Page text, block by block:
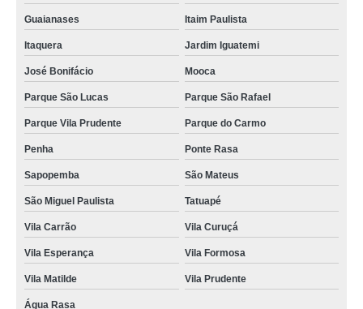
Guaianases Itaim Paulista
Itaquera Jardim Iguatemi
José Bonifácio Mooca
Parque São Lucas Parque São Rafael
Parque Vila Prudente Parque do Carmo
Penha Ponte Rasa
Sapopemba São Mateus
São Miguel Paulista Tatuapé
Vila Carrão Vila Curuçá
Vila Esperança Vila Formosa
Vila Matilde Vila Prudente
Água Rasa